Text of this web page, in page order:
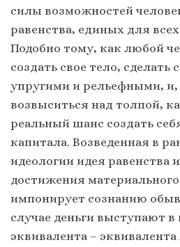
силы возможностей
равенства, единых для
Подобно тому, как любой
создать свое тело,
упругими и рельефными,
возвыситься над толпой,
реальный шанс создать
капитала. Возведенная в
идеологии идея равенства
достижения
импонирует сознанию
случае деньги выступают в
эквивалента –